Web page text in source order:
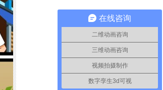
在线咨询
二维动画咨询
三维动画咨询
视频拍摄制作
数字孪生3d可视